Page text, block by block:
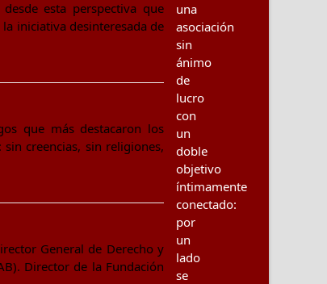
esta perspectiva que
iniciativa desinteresada de
que más destacaron los
creencias, sin religiones,
General de Derecho y
Director de la Fundación
una
asociación
sin
ánimo
de
lucro
con
un
doble
objetivo
íntimamente
conectado:
por
un
lado
se